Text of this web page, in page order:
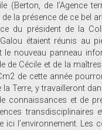
de l’Agence
la présence de ce bel
du président de la
étaient réunis au
nouveau panneau
de Cécile et de la
de cette année
Terre, y travailleront
connaissances et de
transdisciplinaires
l’environnement.